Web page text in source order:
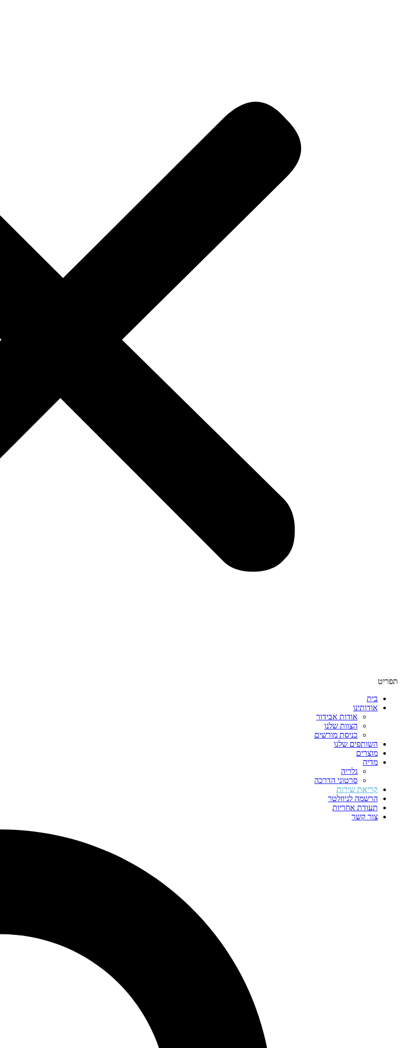
תפריט
בית
אודותינו
אודות אבידור
הצוות שלנו
כניסת מורשים
השותפים שלנו
מוצרים
מדיה
גלריה
סרטוני הדרכה
קריאת שירות
הרשמה לניוזלטר
תעודת אחריות
צור קשר